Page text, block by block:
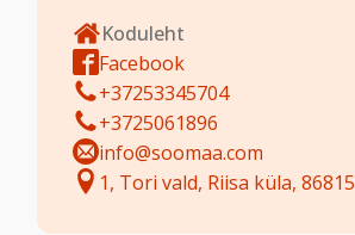
Koduleht
Facebook
+37253345704
+3725061896
info@soomaa.com
1, Tori vald, Riisa küla, 86815